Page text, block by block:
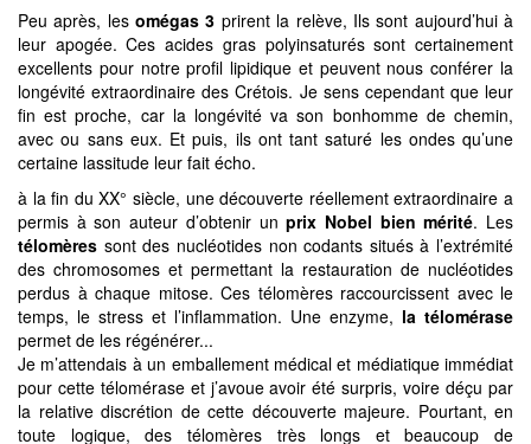
Peu après, lesomégas 3 prirent la relève, Ils sont aujourd’hui à
leur apogée. Ces acides gras polyinsaturés sont certainement
excellents pour notre profil lipidique et peuvent nous conférer la
longévité extraordinaire des Crétois. Je sens cependant que leur
fin est proche, car la longévité va son bonhomme de chemin,
avec ou sans eux. Et puis, ils ont tant saturé les ondes qu’une
certaine lassitude leur fait écho.
à la fin du XX° siècle, une découverte réellement extraordinaire a
permis à son auteur d’obtenir un prix Nobel bien mérité. Les
télomères sont des nucléotides non codants situés à l’extrémité
des chromosomes et permettant la restauration de nucléotides
perdus à chaque mitose. Ces télomères raccourcissent avec le
temps, le stress et l’inflammation. Une enzyme, la télomérase
permet de les régénérer...
Je m’attendais à un emballement médical et médiatique immédiat
pour cette télomérase et j’avoue avoir été surpris, voire déçu par
la relative discrétion de cette découverte majeure. Pourtant, en
toute logique, des télomères très longs et beaucoup de